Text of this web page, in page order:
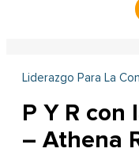
Liderazgo Para La
P Y R
– Athena